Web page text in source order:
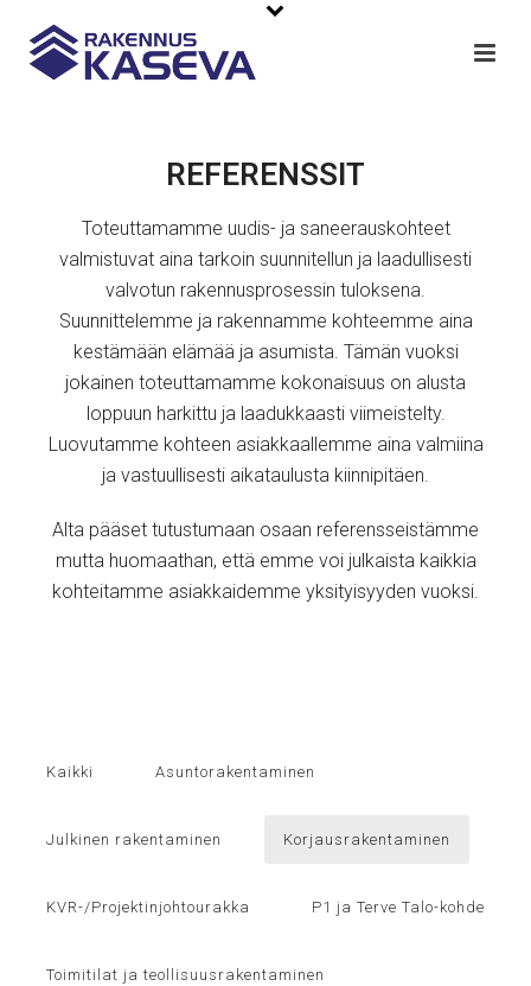
REFERENSSIT
Toteuttamamme uudis- ja saneerauskohteet
valmistuvat aina tarkoin suunnitellun ja laadullisesti
valvotun rakennusprosessin tuloksena.
Suunnittelemme ja rakennamme kohteemme aina
kestämään elämää ja asumista. Tämän vuoksi
jokainen toteuttamamme kokonaisuus on alusta
loppuun harkittu ja laadukkaasti viimeistelty.
Luovutamme kohteen asiakkaallemme aina valmiina
ja vastuullisesti aikataulusta kiinnipitäen.
Alta pääset tutustumaan osaan referensseistämme
mutta huomaathan, että emme voi julkaista kaikkia
kohteitamme asiakkaidemme yksityisyyden vuoksi.
Kaikki Asuntorakentaminen
Julkinen rakentaminen Korjausrakentaminen
KVR-/Projektinjohtourakka P1 ja Terve Talo-kohde
Toimitilat ja teollisuusrakentaminen